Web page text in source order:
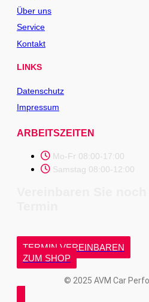
Über uns
Service
Kontakt
LINKS
Datenschutz
Impressum
ARBEITSZEITEN
Mo-Fr 08:00-17:00
Samstag 08:00-12:00
TERMIN VEREINBAREN
ZUM SHOP
© 2025 AVM Car